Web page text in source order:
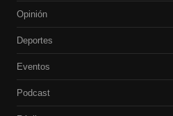
Opinión
Deportes
Eventos
Podcast